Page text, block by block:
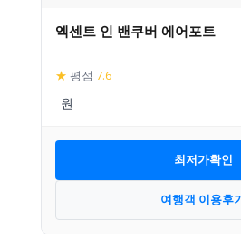
엑센트 인 밴쿠버 에어포트
★ 평점 7.6
최저가확인
여행객 이용후